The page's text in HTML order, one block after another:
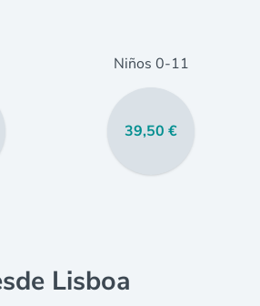
Niños 0-11
39,50 €
Lisboa